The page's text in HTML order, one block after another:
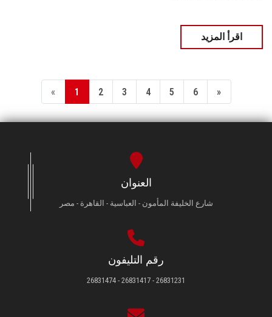
اقرأ المزيد
« 1 2 3 4 5 6 »
العنوان
شارع الخليفة المأمون - العباسية - القاهرة - مصر
رقم التليفون
26831231 - 26831417 - 26831474